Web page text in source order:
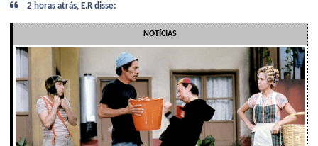
2 horas atrás, E.R disse:
NOTÍCIAS